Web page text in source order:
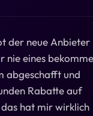
der neue Anbieter
nie eines
abgeschafft und
Rabatte auf
hat mir wirklich